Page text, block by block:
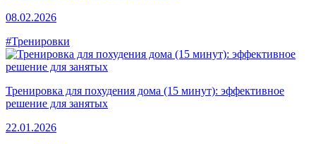
08.02.2026
#Тренировки
Тренировка для похудения дома (15 минут): эффективное
решение для занятых
22.01.2026